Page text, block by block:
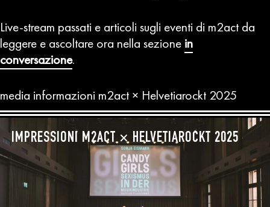
Live-stream passati e articoli sugli eventi di m2act da
leggere e ascoltare ora nella sezione in
conversazione.
media informazioni m2act × Helvetiarockt 2025
IMPRESSIONI M2ACT × HELVETIAROCKT 2025